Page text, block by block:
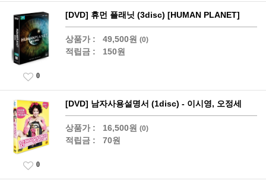
[DVD] 휴먼 플래닛 (3disc) [HUMAN PLANET]
상품가 : 49,500원 (0)
적립금 : 150원
0
[DVD] 남자사용설명서 (1disc) - 이시영, 오정세
상품가 : 16,500원 (0)
적립금 : 70원
0